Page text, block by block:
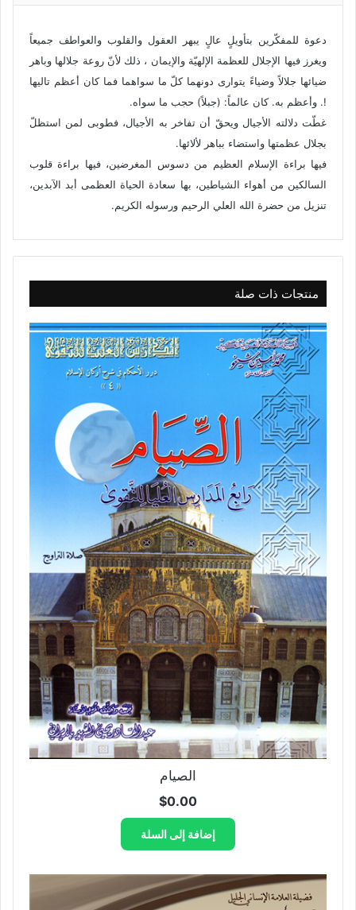
دعوة للمفكّرين بتأويلٍ عالٍ يبهر العقول والقلوب والعواطف جميعاً
ويغرز فيها الإجلال للعظمة الإلهيّة والإيمان ، ذلك لأنّ روعة جلالها وباهر
ضيائها جلالاً وضياءً يتوارى دونهما كلّ ما سواهما فما كان أعظم تاليها
!. وأعظم به. كان عالماً: (جبلاً) حجب ما سواه.
غطّت دلالته الأجيال ويحقّ أن تفاخر به الأجيال، فطوبى لمن استظلّ
بجلال عظمتها واستضاء بباهر لألائها.
فيها براءة الإسلام العظيم من دسوس المغرضين، فيها براءة قلوب
السالكين من أهواء الشياطين، بها سعادة الحياة العظمى أبد الآبدين،
تنزيل من حضرة الله العلي الرحيم ورسوله الكريم.
منتجات ذات صلة
الصيام
$0.00
إضافة إلى السلة